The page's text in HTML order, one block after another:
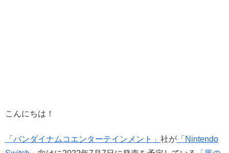
こんにちは！
「バンダイナムコエンターテインメント」 社が 「Nintendo